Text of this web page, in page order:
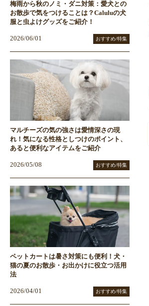
梅雨から秋のノミ・ダニ対策：愛犬との
お散歩で気をつけることは？Caluluの犬
服と虫よけグッズをご紹介！
2026/06/01 おすすめ/特集
マルチーズの気の強さは愛情深さの現
れ！気になる性格としつけのポイント、
あると便利なアイテムをご紹介
2026/05/08 おすすめ/特集
ペットカートは暑さ対策にも便利！犬・
猫の夏のお散歩・お出かけに役立つ活用
法
2026/04/01 おすすめ/特集